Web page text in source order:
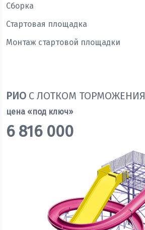
Сборка
Стартовая площадка
Монтаж стартовой площадки
РИО С ЛОТКОМ ТОРМОЖЕНИЯ
цена «под ключ»
6 816 000